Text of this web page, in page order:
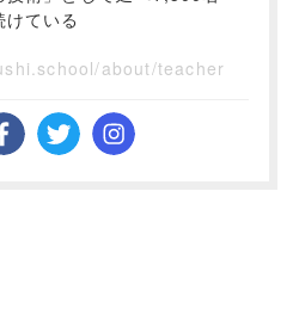
ている
about/teacher